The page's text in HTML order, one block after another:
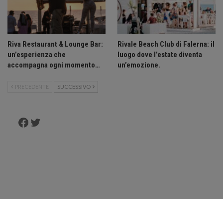
Riva Restaurant & Lounge Bar:
un’esperienza che
accompagna ogni momento…
Rivale Beach Club di Falerna: il
luogo dove l’estate diventa
un’emozione.
PRECEDENTE SUCCESSIVO
Facebook
Twitter